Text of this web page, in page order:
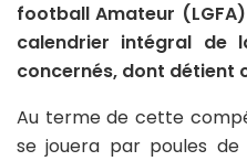
football Amateur
calendrier intégral de
concernés, dont détient
Au terme de cette
se jouera par poules de